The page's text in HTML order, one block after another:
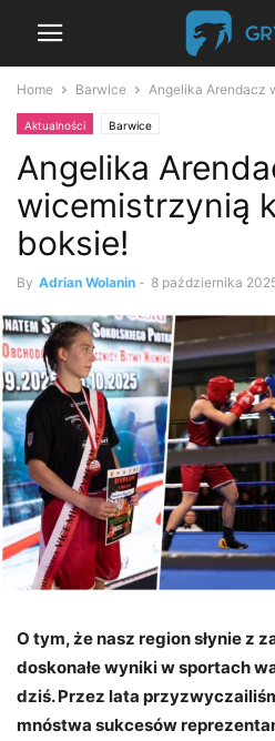
Home Barwice Angelika Arendacz
Aktualności Barwice
Angelika
wicemistrzynią
boksie!
By Adrian Wolanin - 8 października
O tym, że nasz region słynie z
doskonałe wyniki w sportach
dziś. Przez lata
mnóstwa sukcesów